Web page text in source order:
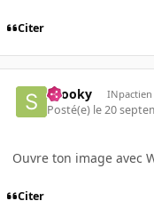
Citer
snooky INpactien
Posté(e) le 20
Ouvre ton image avec
Citer